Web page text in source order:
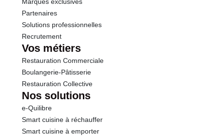
Partenaires
Solutions professionnelles
Recrutement
Vos métiers
Restauration Commerciale
Boulangerie-Pâtisserie
Restauration Collective
Nos solutions
e-Quilibre
Smart cuisine à réchauffer
Smart cuisine à emporter